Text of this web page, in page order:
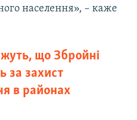
населення», – каже
що Збройні
за захист
в районах